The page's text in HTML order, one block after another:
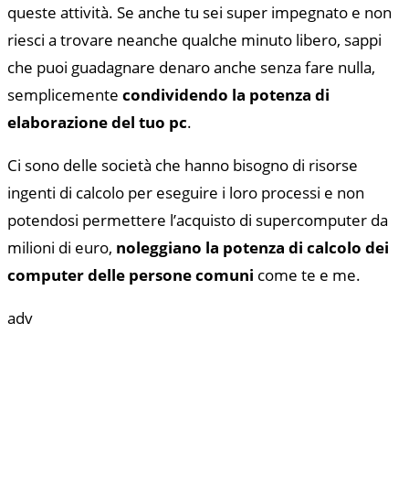
queste attività. Se anche tu sei super impegnato e non
riesci a trovare neanche qualche minuto libero, sappi
che puoi guadagnare denaro anche senza fare nulla,
semplicemente condividendo la potenza di
elaborazione del tuo pc.
Ci sono delle società che hanno bisogno di risorse
ingenti di calcolo per eseguire i loro processi e non
potendosi permettere l’acquisto di supercomputer da
milioni di euro, noleggiano la potenza di calcolo dei
computer delle persone comuni come te e me.
adv